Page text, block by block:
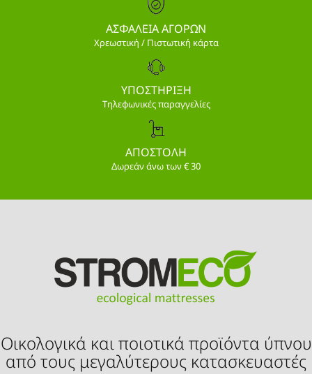
ΑΣΦΑΛΕΙΑ ΑΓΟΡΩΝ
Χρεωστική / Πιστωτική κάρτα
ΥΠΟΣΤΗΡΙΞΗ
Τηλεφωνικές παραγγελίες
ΑΠΟΣΤΟΛΗ
Δωρεάν άνω των € 30
Οικολογικά και ποιοτικά προϊόντα ύπνου
από τους μεγαλύτερους κατασκευαστές